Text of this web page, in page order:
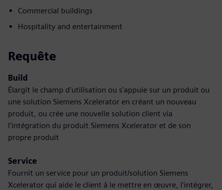
Commercial buildings
Hospitality and entertainment
Requête
Build
Élargit le champ d'utilisation ou s'appuie sur un produit ou
une solution Siemens Xcelerator en créant un nouveau
produit, ou crée une nouvelle solution client via
l'intégration du produit Siemens Xcelerator et de son
propre produit
Service
Fournit un service pour un produit/solution Siemens
Xcelerator qui aide le client à le mettre en œuvre, l'intégrer,